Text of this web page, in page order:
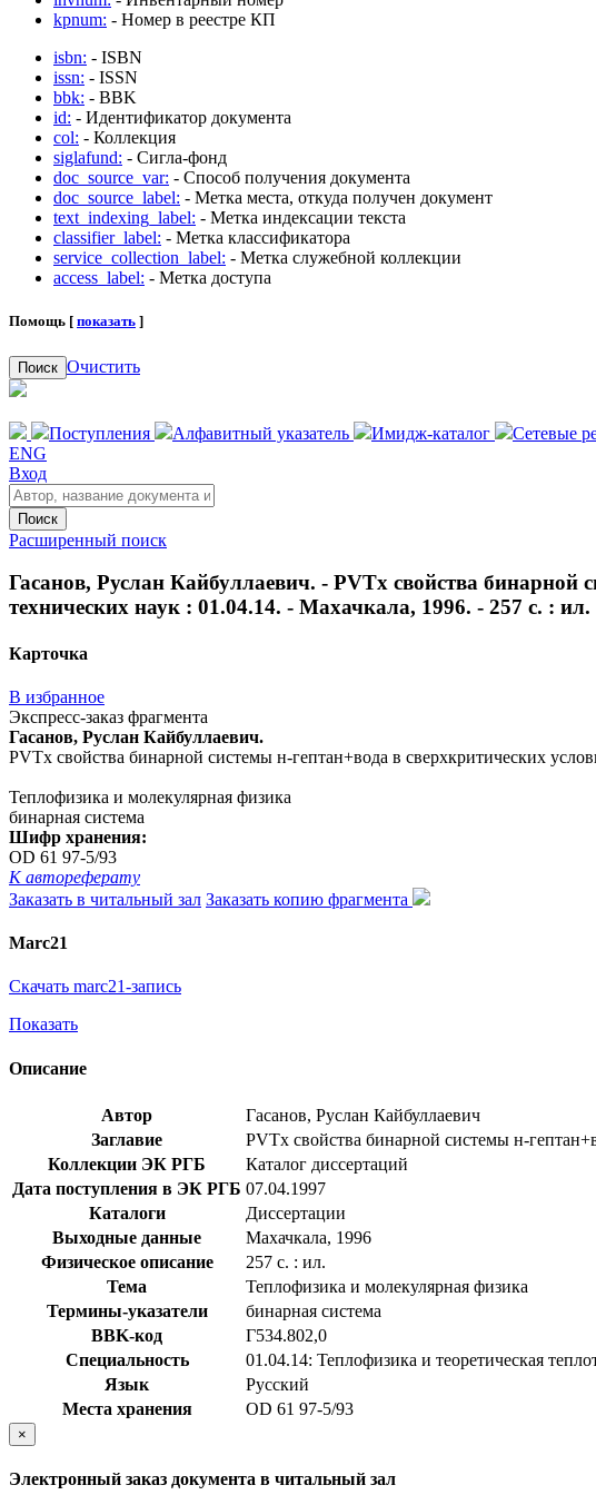
kpnum: - Номер в реестре КП
isbn: - ISBN
issn: - ISSN
bbk: - BBK
id: - Идентификатор документа
col: - Коллекция
siglafund: - Сигла-фонд
doc_source_var: - Способ получения документа
doc_source_label: - Метка места, откуда получен документ
text_indexing_label: - Метка индексации текста
classifier_label: - Метка классификатора
service_collection_label: - Метка служебной коллекции
access_label: - Метка доступа
Помощь [ показать ]
Поиск Очистить
Поступления Алфавитный указатель Имидж-каталог
Сетевые
ENG
Вход
Поиск
Расширенный поиск
Гасанов, Руслан Кайбуллаевич. - PVTx свойства бинарной
технических наук : 01.04.14. - Махачкала, 1996. - 257 с. : ил.
Карточка
В избранное
Экспресс-заказ фрагмента
Гасанов, Руслан Кайбуллаевич.
PVTx свойства бинарной системы н-гептан+вода в сверхкритических
Теплофизика и молекулярная физика
бинарная система
Шифр хранения:
OD 61 97-5/93
К автореферату
Заказать в читальный зал Заказать копию фрагмента
Marc21
Скачать marc21-запись
Показать
Описание
Автор
Гасанов, Руслан Кайбуллаевич
Заглавие
PVTx свойства бинарной системы н-
Коллекции ЭК РГБ
Каталог диссертаций
Дата поступления в ЭК РГБ 07.04.1997
Каталоги
Диссертации
Выходные данные
Махачкала, 1996
Физическое описание
257 с. : ил.
Тема
Теплофизика и молекулярная физика
Термины-указатели
бинарная система
BBK-код
Г534.802,0
Специальность
01.04.14: Теплофизика и теоретическая
Язык
Русский
Места хранения
OD 61 97-5/93
×
Электронный заказ документа в читальный зал